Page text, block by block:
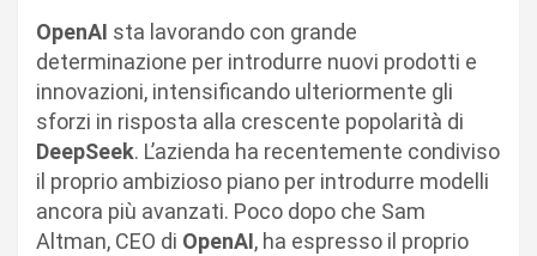
OpenAI sta lavorando con grande
determinazione per introdurre nuovi prodotti e
innovazioni, intensificando ulteriormente gli
sforzi in risposta alla crescente popolarità di
DeepSeek. L’azienda ha recentemente condiviso
il proprio ambizioso piano per introdurre modelli
ancora più avanzati. Poco dopo che Sam
Altman, CEO di OpenAI, ha espresso il proprio